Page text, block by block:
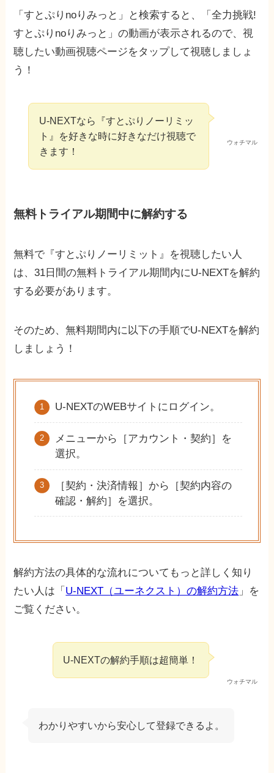
「すとぷりnoりみっと」と検索すると、「全力挑戦!
すとぷりnoりみっと」の動画が表示されるので、視
聴したい動画視聴ページをタップして視聴しましょ
う！
ウォチマル
U-NEXTなら『すとぷりノーリミッ
ト』を好きな時に好きなだけ視聴で
きます！
無料トライアル期間中に解約する
無料で『すとぷりノーリミット』を視聴したい人
は、31日間の無料トライアル期間内にU-NEXTを解約
する必要があります。
そのため、無料期間内に以下の手順でU-NEXTを解約
しましょう！
U-NEXTのWEBサイトにログイン。
メニューから［アカウント・契約］を
選択。
［契約・決済情報］から［契約内容の
確認・解約］を選択。
解約方法の具体的な流れについてもっと詳しく知り
たい人は「 U-NEXT（ユーネクスト）の解約方法 」を
ご覧ください。
ウォチマル
U-NEXTの解約手順は超簡単！
わかりやすいから安心して登録できるよ。